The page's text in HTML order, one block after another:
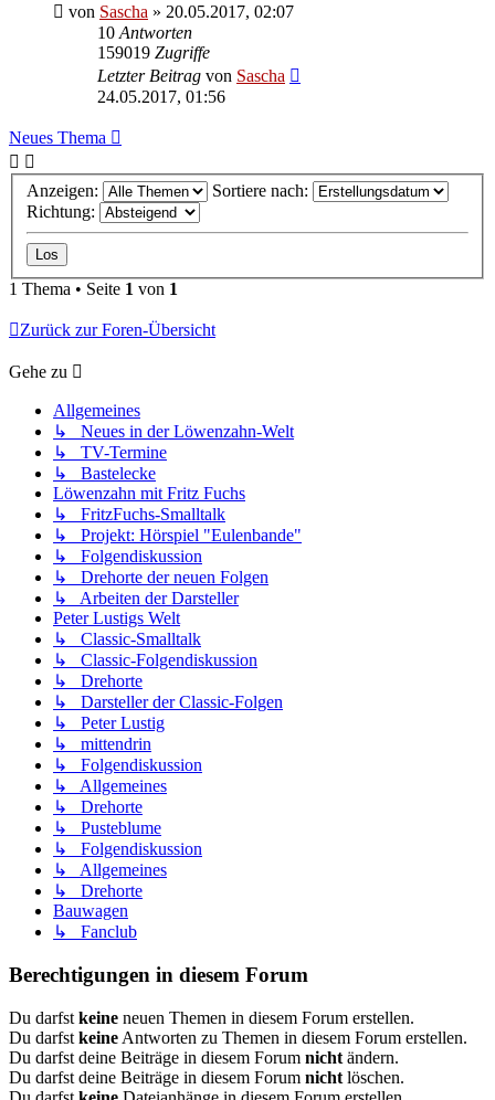
von Sascha » 20.05.2017, 02:07
10 Antworten
159019 Zugriffe
Letzter Beitrag von Sascha
24.05.2017, 01:56
Neues Thema
Anzeigen:
Sortiere nach:
Richtung:
1 Thema • Seite 1 von 1
Zurück zur Foren-Übersicht
Gehe zu
Allgemeines
↳ Neues in der Löwenzahn-Welt
↳ TV-Termine
↳ Bastelecke
Löwenzahn mit Fritz Fuchs
↳ FritzFuchs-Smalltalk
↳ Projekt: Hörspiel "Eulenbande"
↳ Folgendiskussion
↳ Drehorte der neuen Folgen
↳ Arbeiten der Darsteller
Peter Lustigs Welt
↳ Classic-Smalltalk
↳ Classic-Folgendiskussion
↳ Drehorte
↳ Darsteller der Classic-Folgen
↳ Peter Lustig
↳ mittendrin
↳ Folgendiskussion
↳ Allgemeines
↳ Drehorte
↳ Pusteblume
↳ Folgendiskussion
↳ Allgemeines
↳ Drehorte
Bauwagen
↳ Fanclub
Berechtigungen in diesem Forum
Du darfst keine neuen Themen in diesem Forum erstellen.
Du darfst keine Antworten zu Themen in diesem Forum erstellen.
Du darfst deine Beiträge in diesem Forum nicht ändern.
Du darfst deine Beiträge in diesem Forum nicht löschen.